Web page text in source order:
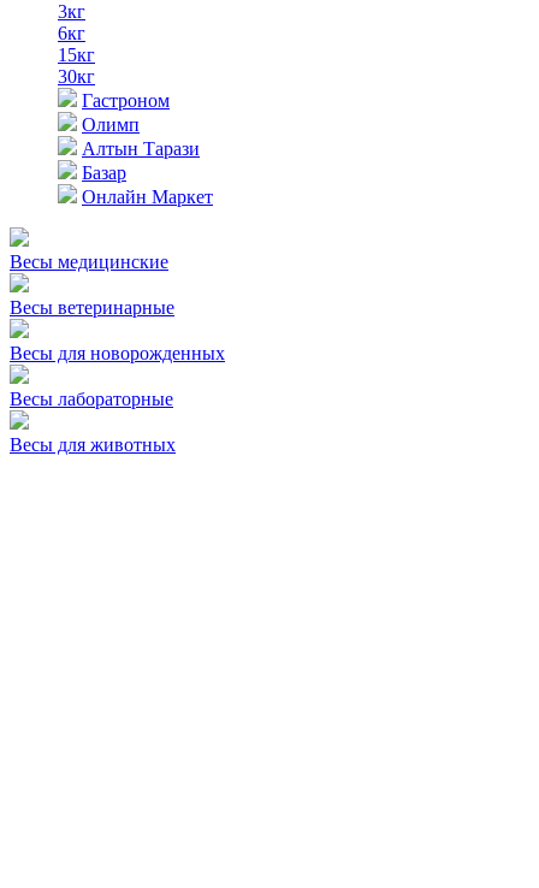
3кг
6кг
15кг
30кг
Гастроном
Олимп
Алтын Тарази
Базар
Онлайн Маркет
Весы медицинские
Весы ветеринарные
Весы для новорожденных
Весы лабораторные
Весы для животных